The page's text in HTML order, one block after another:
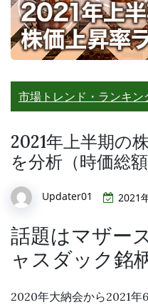
市場トレンド・ランキン
2021年上半期の
を分析（時価総
Updater01 2021
話題はマザー
ャスダック銘
2020年大納会から2021年